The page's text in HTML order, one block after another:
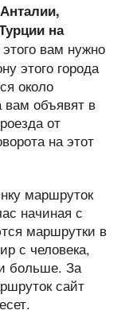
на
вам нужно
этого города
около
объявят в
от
на этот
маршруток
начиная с
маршрутки в
с человека,
больше. За
сайт